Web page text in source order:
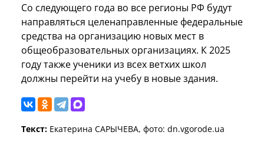
Со следующего года во все регионы РФ будут
направляться целенаправленные федеральные
средства на организацию новых мест в
общеобразовательных организациях. К 2025
году также ученики из всех ветхих школ
должны перейти на учебу в новые здания.
Текст: Екатерина САРЫЧЕВА, фото: dn.vgorode.ua